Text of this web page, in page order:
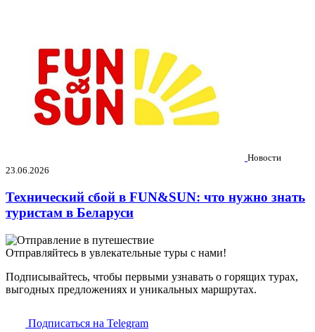
Новости
23.06.2026
Технический сбой в FUN&SUN: что нужно знать
туристам в Беларуси
Отправляйтесь в увлекательные туры с нами!
Подписывайтесь, чтобы первыми узнавать о горящих турах,
выгодных предложениях и уникальных маршрутах.
Подписаться на Telegram